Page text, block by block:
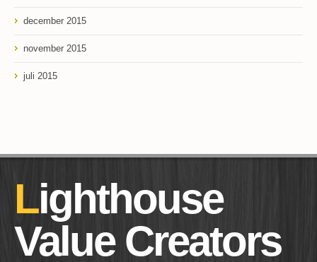
december 2015
november 2015
juli 2015
Lighthouse
Value Creators